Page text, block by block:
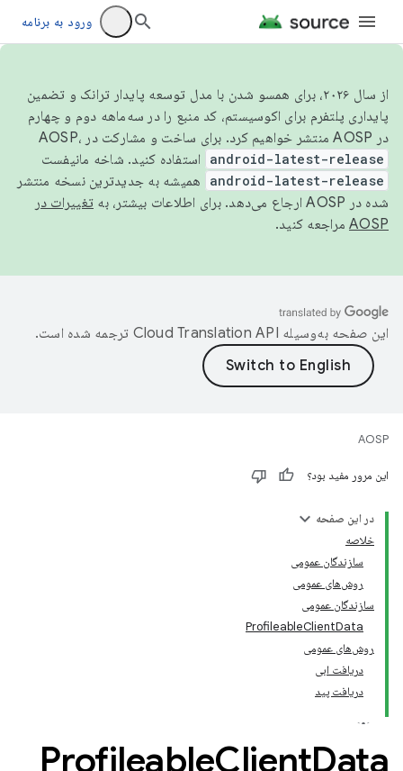
ورود به برنامه
از سال ۲۰۲۶، برای همسو شدن با مدل توسعه پایدار ترانک و تضمین
پایداری پلتفرم برای اکوسیستم، کد منبع را در سه‌ماهه دوم و چهارم
در AOSP منتشر خواهیم کرد. برای ساخت و مشارکت در AOSP،
android-latest-release استفاده کنید. شاخه مانیفست
android-latest-release
همیشه به جدیدترین نسخه منتشر
شده در AOSP ارجاع می‌دهد. برای اطلاعات بیشتر، به
تغییرات در
AOSP مراجعه کنید.
این صفحه به‌وسیله ترجمه شده است.
AOSP
این مرور مفید بود؟
در این صفحه
خلاصه
سازندگان عمومی
روش‌های عمومی
سازندگان عمومی
ProfileableClientData
روش‌های عمومی
دریافت ابی
دریافت پید
ProfileableClientData